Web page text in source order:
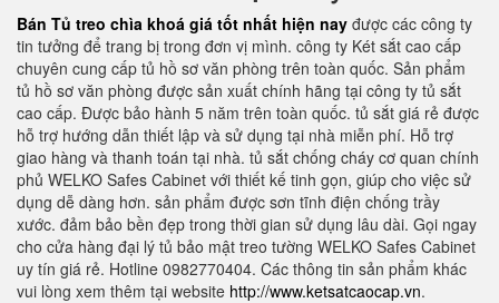
Bán Tủ treo chìa khoá giá tốt nhất hiện nay được các công ty
tin tưởng để trang bị trong đơn vị mình. công ty Két sắt cao cấp
chuyên cung cấp tủ hồ sơ văn phòng trên toàn quốc. Sản phẩm
tủ hồ sơ văn phòng được sản xuất chính hãng tại công ty tủ sắt
cao cấp. Được bảo hành 5 năm trên toàn quốc. tủ sắt giá rẻ được
hỗ trợ hướng dẫn thiết lập và sử dụng tại nhà miễn phí. Hỗ trợ
giao hàng và thanh toán tại nhà. tủ sắt chống cháy cơ quan chính
phủ WELKO Safes Cabinet với thiết kế tinh gọn, giúp cho việc sử
dụng dễ dàng hơn. sản phẩm được sơn tĩnh điện chống trầy
xước. đảm bảo bền đẹp trong thời gian sử dụng lâu dài. Gọi ngay
cho cửa hàng đại lý tủ bảo mật treo tường WELKO Safes Cabinet
uy tín giá rẻ. Hotline 0982770404. Các thông tin sản phẩm khác
vui lòng xem thêm tại website http://www.ketsatcaocap.vn.